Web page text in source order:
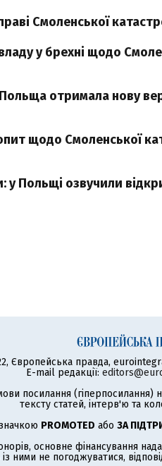
Смоленської
у брехні щодо
Польща отримала нову
щодо Смоленської
Польщі озвучили
Європейська правда,
E-mail редакції:
посилання
тексту статей, інтерв'ю та
PROMOTED або ЗА
основне фінансування
ними не погоджуватися,